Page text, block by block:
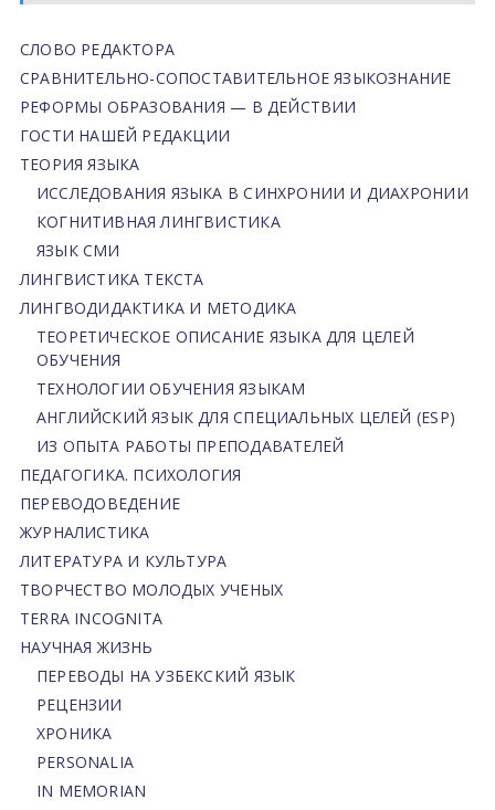
СЛОВО РЕДАКТОРА
СРАВНИТЕЛЬНО-СОПОСТАВИТЕЛЬНОЕ ЯЗЫКОЗНАНИЕ
РЕФОРМЫ ОБРАЗОВАНИЯ — В ДЕЙСТВИИ
ГОСТИ НАШЕЙ РЕДАКЦИИ
ТЕОРИЯ ЯЗЫКА
ИССЛЕДОВАНИЯ ЯЗЫКА В СИНХРОНИИ И ДИАХРОНИИ
КОГНИТИВНАЯ ЛИНГВИСТИКА
ЯЗЫК СМИ
ЛИНГВИСТИКА ТЕКСТА
ЛИНГВОДИДАКТИКА И МЕТОДИКА
ТЕОРЕТИЧЕСКОЕ ОПИСАНИЕ ЯЗЫКА ДЛЯ ЦЕЛЕЙ
ОБУЧЕНИЯ
ТЕХНОЛОГИИ ОБУЧЕНИЯ ЯЗЫКАМ
АНГЛИЙСКИЙ ЯЗЫК ДЛЯ СПЕЦИАЛЬНЫХ ЦЕЛЕЙ (ESP)
ИЗ ОПЫТА РАБОТЫ ПРЕПОДАВАТЕЛЕЙ
ПЕДАГОГИКА. ПСИХОЛОГИЯ
ПЕРЕВОДОВЕДЕНИЕ
ЖУРНАЛИСТИКА
ЛИТЕРАТУРА И КУЛЬТУРА
ТВОРЧЕСТВО МОЛОДЫХ УЧЕНЫХ
TERRA INCOGNITA
НАУЧНАЯ ЖИЗНЬ
ПЕРЕВОДЫ НА УЗБЕКСКИЙ ЯЗЫК
РЕЦЕНЗИИ
ХРОНИКА
PERSONALIA
IN MEMORIAN